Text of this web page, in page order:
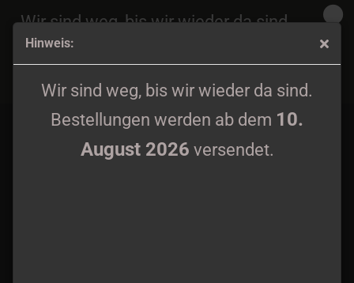
Hinweis:
Wir sind weg, bis wir wieder da sind.
Bestellungen werden ab dem 10.
August 2026 versendet.
Wir sind weg, bis wir wieder da sind.
Bestellungen werden ab dem
August 2026
versendet.